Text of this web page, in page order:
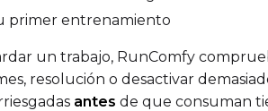
primer entrenamiento
un trabajo, RunComfy
resolución o desactivar
antes de que consuman